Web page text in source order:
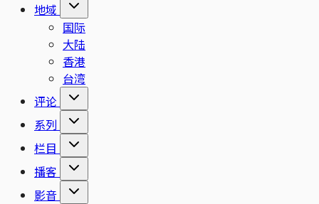
地域
国际
大陆
香港
台湾
评论
系列
栏目
播客
影音